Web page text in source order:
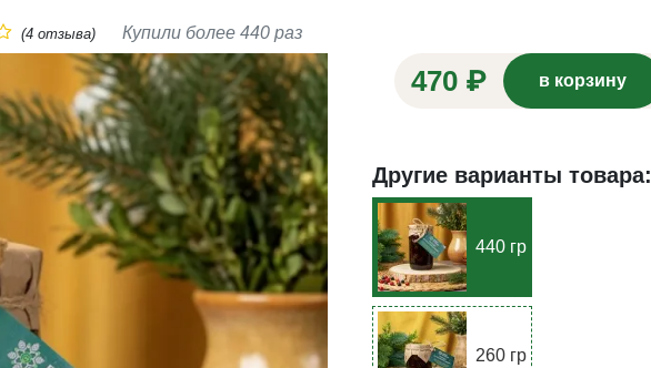
(4 отзыва) Купили более 440 раз
470 ₽ в корзину
Другие варианты товара:
440 гр
260 гр